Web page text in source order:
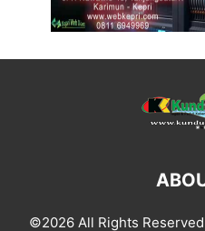
©2026 All Rights